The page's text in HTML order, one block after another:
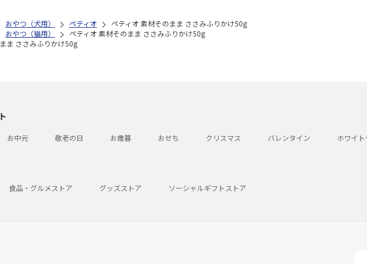
おやつ（犬用） ペティオ
ペティオ 素材そのまま ささみふりかけ50g
おやつ（猫用）
ペティオ 素材そのまま ささみふりかけ50g
ま ささみふりかけ50g
お中元 敬老の日 お歳暮 おせち クリスマス バレンタイン ホワイ
食品・グルメストア グッズストア ソーシャルギフトストア